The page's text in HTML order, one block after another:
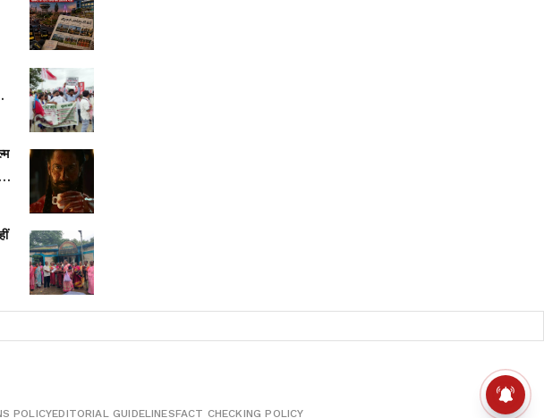
POLICYEDITORIAL GUIDELINESFACT CHECKING POLICY